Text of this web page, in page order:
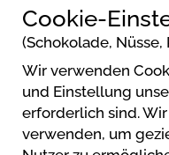
Es sind noch keine
vorhanden
Cookie-
(Schokolade, Nüsse,
Wir verwenden
und Einstellung
erforderlich sind.
verwenden, um